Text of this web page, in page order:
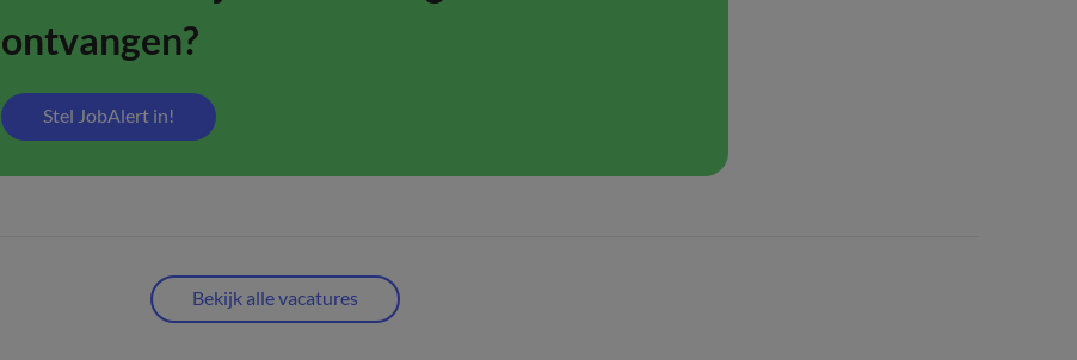
ontvangen?
Stel JobAlert in!
Bekijk alle vacatures